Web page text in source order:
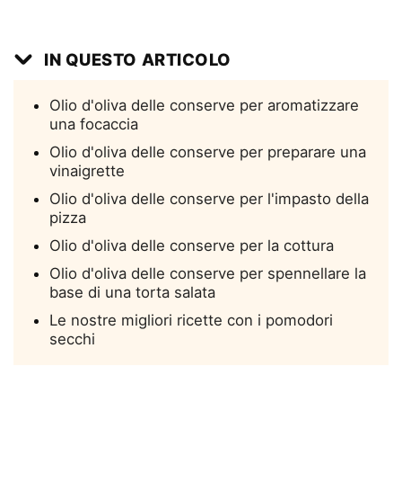
IN QUESTO ARTICOLO
Olio d'oliva delle conserve per aromatizzare
una focaccia
Olio d'oliva delle conserve per preparare una
vinaigrette
Olio d'oliva delle conserve per l'impasto della
pizza
Olio d'oliva delle conserve per la cottura
Olio d'oliva delle conserve per spennellare la
base di una torta salata
Le nostre migliori ricette con i pomodori
secchi